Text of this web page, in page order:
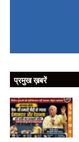
प्रमुख ख़बरें